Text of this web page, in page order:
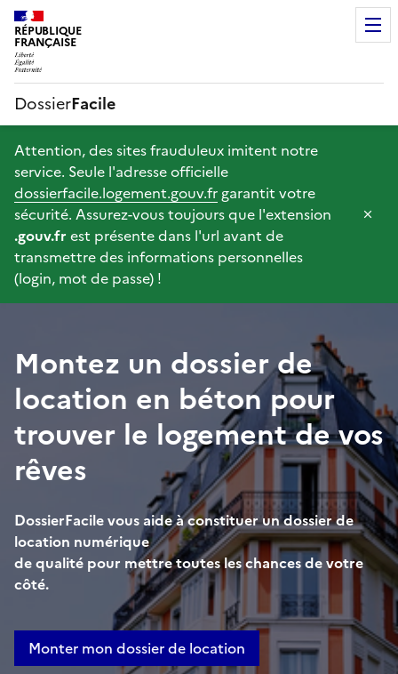
RÉPUBLIQUE
FRANÇAISE
DossierFacile
Attention, des sites frauduleux imitent notre
service. Seule l'adresse officielle
dossierfacile.logement.gouv.fr garantit votre
sécurité. Assurez-vous toujours que l'extension
.gouv.fr est présente dans l'url avant de
transmettre des informations personnelles
(login, mot de passe) !
F
e
'
a
n
n
o
n
c
e
Montez un dossier de
location en béton pour
trouver le logement de vos
rêves
DossierFacile vous aide à constituer un dossier de
location numérique
de qualité pour mettre toutes les chances de votre
côté.
Monter mon dossier de location